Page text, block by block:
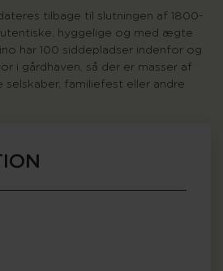
tilbage til slutningen af 1800-
hyggelige og med ægte
har 100 siddepladser indenfor og
i gårdhaven, så der er masser af
familiefest eller andre